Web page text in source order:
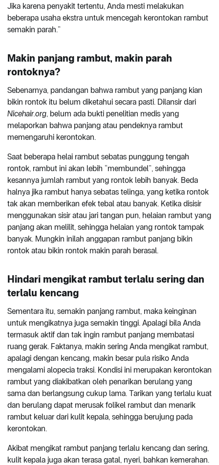
Jika karena penyakit tertentu, Anda mesti melakukan
beberapa usaha ekstra untuk mencegah kerontokan rambut
semakin parah.”
Makin panjang rambut, makin parah
rontoknya?
Sebenarnya, pandangan bahwa rambut yang panjang kian
bikin rontok itu belum diketahui secara pasti. Dilansir dari
Nicehair.org, belum ada bukti penelitian medis yang
melaporkan bahwa panjang atau pendeknya rambut
memengaruhi kerontokan.
Saat beberapa helai rambut sebatas punggung tengah
rontok, rambut ini akan lebih “membundel”, sehingga
kesannya jumlah rambut yang rontok lebih banyak. Beda
halnya jika rambut hanya sebatas telinga, yang ketika rontok
tak akan memberikan efek tebal atau banyak. Ketika disisir
menggunakan sisir atau jari tangan pun, helaian rambut yang
panjang akan melilit, sehingga helaian yang rontok tampak
banyak. Mungkin inilah anggapan rambut panjang bikin
rontok atau bikin rontok makin parah berasal.
Hindari mengikat rambut terlalu sering dan
terlalu kencang
Sementara itu, semakin panjang rambut, maka keinginan
untuk mengikatnya juga semakin tinggi. Apalagi bila Anda
termasuk aktif dan tak ingin rambut panjang membatasi
ruang gerak. Faktanya, makin sering Anda mengikat rambut,
apalagi dengan kencang, makin besar pula risiko Anda
mengalami alopecia traksi. Kondisi ini merupakan kerontokan
rambut yang diakibatkan oleh penarikan berulang yang
sama dan berlangsung cukup lama. Tarikan yang terlalu kuat
dan berulang dapat merusak folikel rambut dan menarik
rambut keluar dari kulit kepala, sehingga berujung pada
kerontokan.
Akibat mengikat rambut panjang terlalu kencang dan sering,
kulit kepala juga akan terasa gatal, nyeri, bahkan kemerahan.